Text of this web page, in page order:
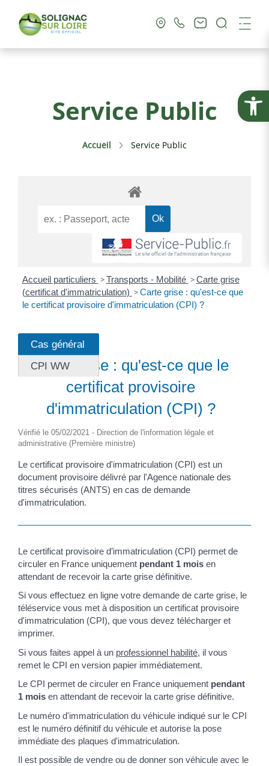
Ouvrir
Vie Pratique
Culture & Loisirs
Service Public
Service Public
Accueil Service Public
Accueil particuliers > Transports - Mobilité > Carte grise
(certificat d'immatriculation) > Carte grise : qu'est-ce que
le certificat provisoire d'immatriculation (CPI) ?
Question-réponse
Carte grise : qu'est-ce que le
certificat provisoire
d'immatriculation (CPI) ?
Vérifié le 05/02/2021 - Direction de l'information légale et
administrative (Première ministre)
Le certificat provisoire d'immatriculation (CPI) est un
document provisoire délivré par l'Agence nationale des
titres sécurisés (ANTS) en cas de demande
d'immatriculation.
Cas général
CPI WW
Le certificat provisoire d’immatriculation (CPI) permet de
circuler en France uniquement pendant 1 mois en
attendant de recevoir la carte grise définitive.
Si vous effectuez en ligne votre demande de carte grise, le
téléservice vous met à disposition un certificat provisoire
d'immatriculation (CPI), que vous devez télécharger et
imprimer.
Si vous faites appel à un professionnel habilité, il vous
remet le CPI en version papier immédiatement.
Le CPI permet de circuler en France uniquement pendant
1 mois en attendant de recevoir la carte grise définitive.
Le numéro d'immatriculation du véhicule indiqué sur le CPI
est le numéro définitif du véhicule et autorise la pose
immédiate des plaques d'immatriculation.
Il est possible de vendre ou de donner son véhicule avec le